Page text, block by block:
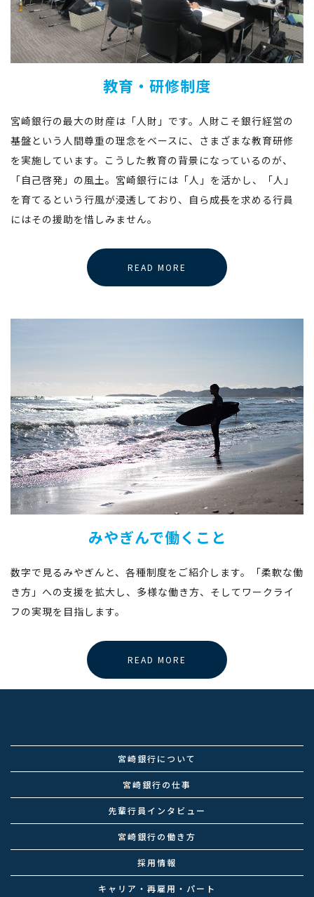
教育・研修制度
宮崎銀行の最大の財産は「人財」です。人財こそ銀行経営の
基盤という人間尊重の理念をベースに、さまざまな教育研修
を実施しています。こうした教育の背景になっているのが、
「自己啓発」の風土。宮崎銀行には「人」を活かし、「人」
を育てるという行風が浸透しており、自ら成長を求める行員
にはその援助を惜しみません。
READ MORE
みやぎんで働くこと
数字で見るみやぎんと、各種制度をご紹介します。「柔軟な働
き方」への支援を拡大し、多様な働き方、そしてワークライ
フの実現を目指します。
READ MORE
宮崎銀行について
宮崎銀行の仕事
先輩行員インタビュー
宮崎銀行の働き方
採用情報
キャリア・再雇用・パート